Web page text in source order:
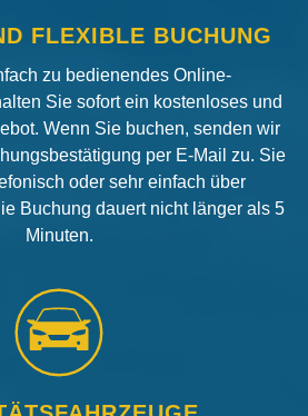
FLEXIBLE BUCHUNG
zu bedienendes Online-
Sie sofort ein kostenloses und
Wenn Sie buchen, senden wir
per E-Mail zu. Sie
oder sehr einfach über
Buchung dauert nicht länger als 5
Minuten.